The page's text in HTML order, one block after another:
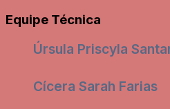
Equipe Técnica
Úrsula Priscyla
Cícera Sarah Farias